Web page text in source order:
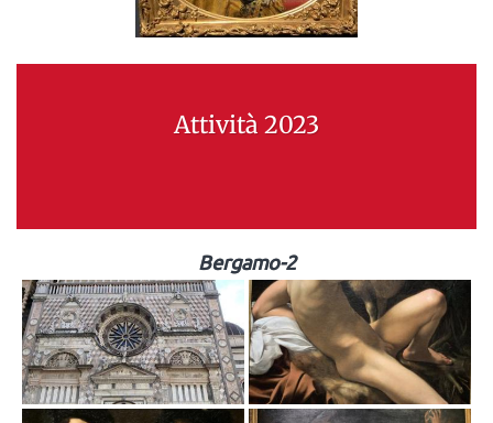
Attività 2023
Bergamo-2